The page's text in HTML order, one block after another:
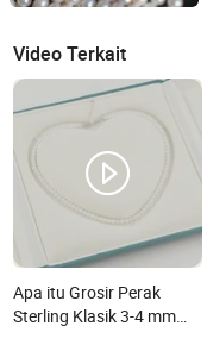
Video Terkait
Apa itu Grosir Perak
Sterling Klasik 3-4 mm